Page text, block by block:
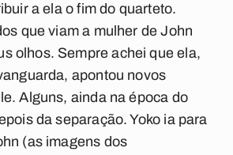
a ela o fim do quarteto.
que viam a mulher de John
olhos. Sempre achei que ela,
apontou novos
Alguns, ainda na época do
da separação. Yoko ia para
(as imagens dos